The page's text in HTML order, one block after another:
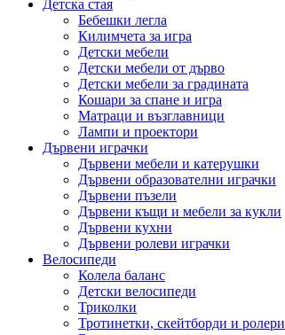
Детска стая
Бебешки легла
Килимчета за игра
Детски мебели
Детски мебели от дърво
Детски мебели за градината
Кошари за спане и игра
Матраци и възглавници
Лампи и проектори
Дървени играчки
Дървени мебели и катерушки
Дървени образователни играчки
Дървени пъзели
Дървени къщи и мебели за кукли
Дървени кухни
Дървени ролеви играчки
Велосипеди
Колела баланс
Детски велосипеди
Триколки
Тротинетки, скейтборди и ролери